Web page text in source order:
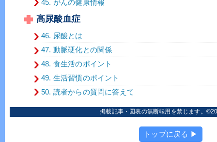
45. がんの健康情報
高尿酸血症
46. 尿酸とは
47. 動脈硬化との関係
48. 食生活のポイント
49. 生活習慣のポイント
50. 読者からの質問に答えて
掲載記事・図表の無断転用を禁じます。
トップに戻る ▶